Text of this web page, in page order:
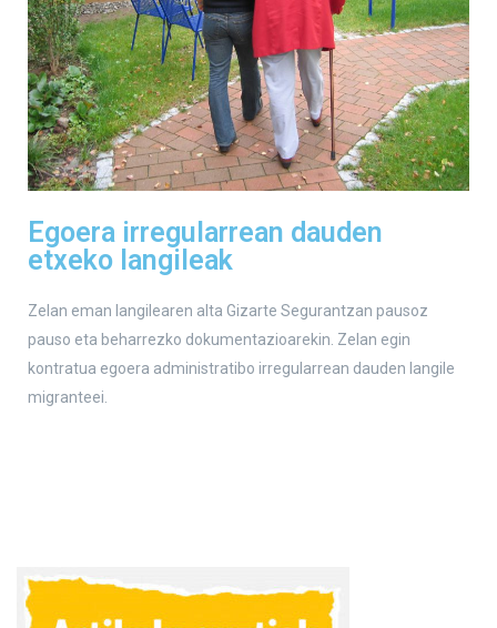
Egoera irregularrean dauden
etxeko langileak
Zelan eman langilearen alta Gizarte Segurantzan pausoz
pauso eta beharrezko dokumentazioarekin. Zelan egin
kontratua egoera administratibo irregularrean dauden langile
migranteei.